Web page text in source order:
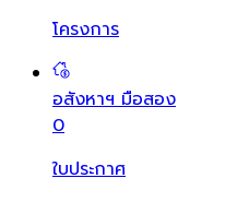
โครงการ
อสังหาฯ มือสอง
0
ใบประกาศ